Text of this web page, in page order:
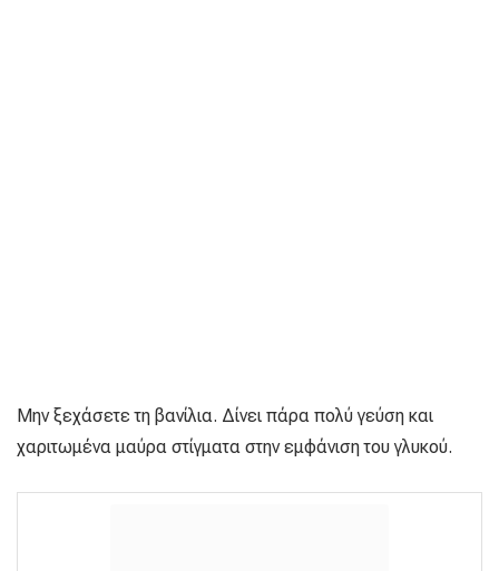
Μην ξεχάσετε τη βανίλια. Δίνει πάρα πολύ γεύση και
χαριτωμένα μαύρα στίγματα στην εμφάνιση του γλυκού.